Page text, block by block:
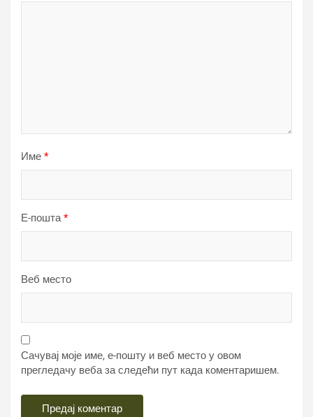
Име *
Е-пошта*
Веб место
Сачувај моје име, е-пошту и веб место у овом
прегледачу веба за следећи пут када коментаришем.